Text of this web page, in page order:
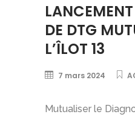
LANCEMENT
DE DTG
L’ÎLOT 13
7 mars 2024
Mutualiser le